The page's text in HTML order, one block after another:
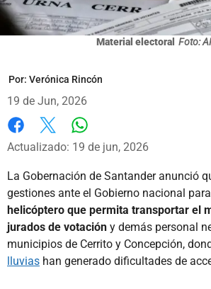
Material electoral Foto:
Por: Verónica Rincón
19 de Jun, 2026
Facebook
X
Actualizado: 19 de jun, 2026
La Gobernación de Santander anunció
gestiones ante el Gobierno nacional
helicóptero que permita transportar el
jurados de votación y demás personal
municipios de Cerrito y Concepción,
lluvias han generado dificultades de